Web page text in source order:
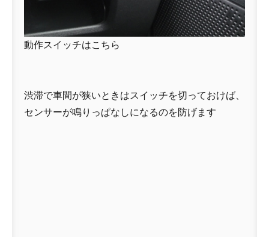
動作スイッチはこちら
渋滞で車間が狭いときはスイッチを切っておけば、
センサーが鳴りっぱなしになるのを防げます